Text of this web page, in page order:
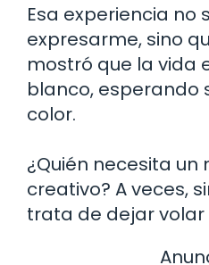
Esa experiencia no
expresarme, sino
mostró que la vida
blanco, esperando
color.
¿Quién necesita
creativo? A veces,
trata de dejar volar